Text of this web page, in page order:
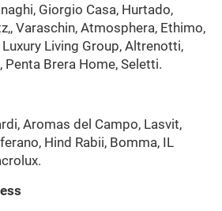
Giorgio Casa, Hurtado,
Varaschin, Atmosphera, Ethimo,
Living Group, Altrenotti,
Penta Brera Home, Seletti.
Aromas del Campo, Lasvit,
Hind Rabii, Bomma, IL